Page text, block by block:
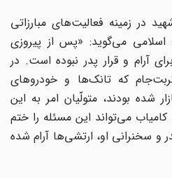
در زمینه فعالیت‌های مبارزاتی
می‌گوید: «پس از پیروزی
آرام و قرار پدر نبوده است. در
که تانک‌ها و خودروهای
شده بودند، متولّیان امر به این
می‌تواند این مسئله را ختم
و سخنرانی او، ارتشی‌ها آرام شده